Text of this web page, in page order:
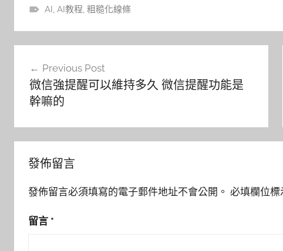
AI, AI教程, 粗糙化線條
Previous Post
微信強提醒可以維持多久 微信提醒功能是
幹嘛的
發佈留言
發佈留言必須填寫的電子郵件地址不會公開。 必填欄位標
留言 *